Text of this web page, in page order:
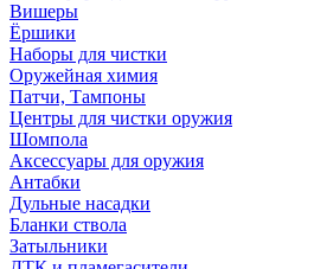
Вишеры
Ёршики
Наборы для чистки
Оружейная химия
Патчи, Тампоны
Центры для чистки оружия
Шомпола
Аксессуары для оружия
Антабки
Дульные насадки
Бланки ствола
Затыльники